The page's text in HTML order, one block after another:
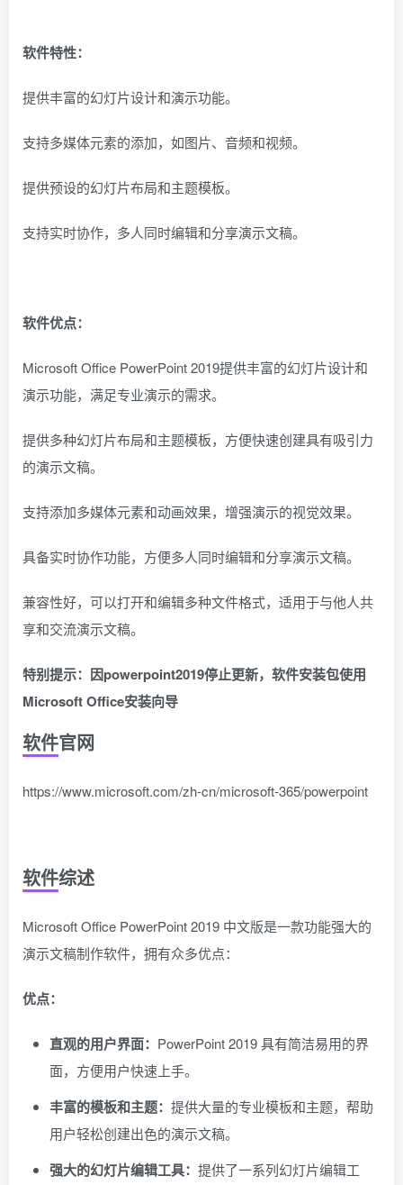
软件特性：
提供丰富的幻灯片设计和演示功能。
支持多媒体元素的添加，如图片、音频和视频。
提供预设的幻灯片布局和主题模板。
支持实时协作，多人同时编辑和分享演示文稿。
软件优点：
Microsoft Office PowerPoint 2019提供丰富的幻灯片设计和
演示功能，满足专业演示的需求。
提供多种幻灯片布局和主题模板，方便快速创建具有吸引力
的演示文稿。
支持添加多媒体元素和动画效果，增强演示的视觉效果。
具备实时协作功能，方便多人同时编辑和分享演示文稿。
兼容性好，可以打开和编辑多种文件格式，适用于与他人共
享和交流演示文稿。
特别提示：因powerpoint2019停止更新，软件安装包使用
Microsoft Office安装向导
软件官网
https://www.microsoft.com/zh-cn/microsoft-365/powerpoint
软件综述
Microsoft Office PowerPoint 2019 中文版是一款功能强大的
演示文稿制作软件，拥有众多优点：
优点：
直观的用户界面： PowerPoint 2019 具有简洁易用的界
面，方便用户快速上手。
丰富的模板和主题： 提供大量的专业模板和主题，帮助
用户轻松创建出色的演示文稿。
强大的幻灯片编辑工具： 提供了一系列幻灯片编辑工